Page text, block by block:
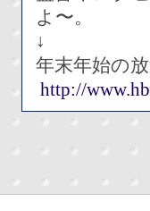
よ〜。
↓
年末年始の
http://